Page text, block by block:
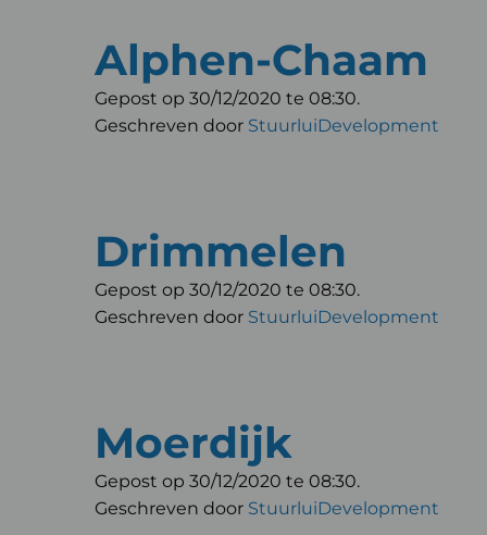
Alphen-Chaam
Gepost op 30/12/2020 te 08:30.
Geschreven door StuurluiDevelopment
Drimmelen
Gepost op 30/12/2020 te 08:30.
Geschreven door StuurluiDevelopment
Moerdijk
Gepost op 30/12/2020 te 08:30.
Geschreven door StuurluiDevelopment